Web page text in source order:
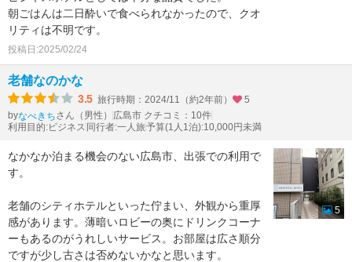
朝ごはんは二日酔いで食べられなかったので、クオ
リティは不明です。
投稿日:2025/02/24
老舗なのかな
3.5 旅行時期：2024/11（約2年前）
5
byなべきちさん（男性）
広島市 クチコミ：10件
利用目的:ビジネス 同行者:一人旅予算(1人1泊):10,000円未満
なかなか泊まる機会のない広島市、出張での利用で
す。
老舗のシティホテルといった佇まい、外観から重厚
感があります。薄暗いロビーの奥にドリンクコーナ
ーもあるのがうれしいサービス。お部屋は広さ順分
ですが少し古さは否めないかなと思います。
5